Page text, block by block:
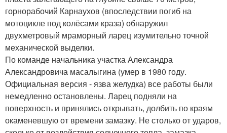
горнорабочий Карнаухов (впоследствии погиб на
мотоцикле под колёсами краза) обнаружил
двухметровый мраморный ларец изумительно точной
механической выделки.
По команде начальника участка Александра
Александровича масалыгина (умер в 1980 году.
Официальная версия - язва желудка) все работы были
немедленно остановлены. Ларец подняли на
поверхность и принялись открывать, долбить по краям
окаменевшую от времени замазку. Не столько от ударов,